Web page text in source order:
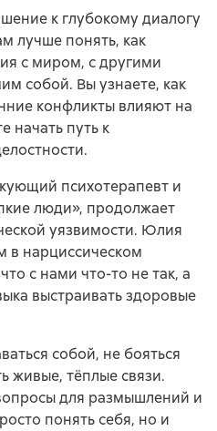
к глубокому диалогу
лучше понять, как
с миром, с другими
собой. Вы узнаете, как
конфликты влияют на
начать путь к
психотерапевт и
люди», продолжает
уязвимости. Юлия
в нарциссическом
с нами что-то не так, а
выстраивать здоровые
собой, не бояться
живые, тёплые связи.
для размышлений и
понять себя, но и